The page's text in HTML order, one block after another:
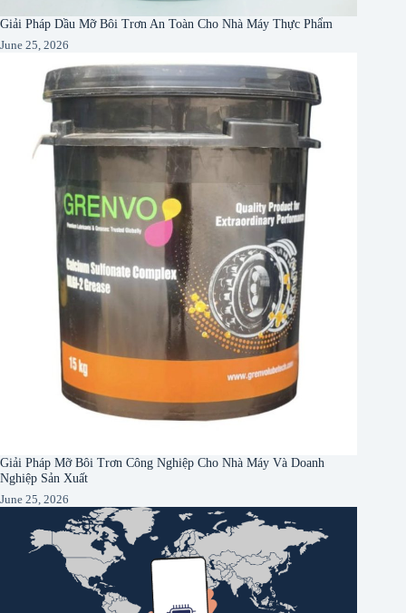
Giải Pháp Dầu Mỡ Bôi Trơn An Toàn Cho Nhà Máy Thực Phẩm
June 25, 2026
Giải Pháp Mỡ Bôi Trơn Công Nghiệp Cho Nhà Máy Và Doanh
Nghiệp Sản Xuất
June 25, 2026